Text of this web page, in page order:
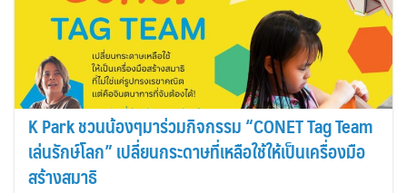
K Park ชวนน้องๆมาร่วมกิจกรรม “CONET Tag Team
เล่นรักษ์โลก” เปลี่ยนกระดาษที่เหลือใช้ให้เป็นเครื่องมือ
สร้างสมาธิ